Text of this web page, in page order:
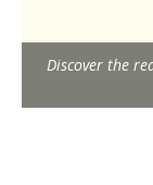
Discover the